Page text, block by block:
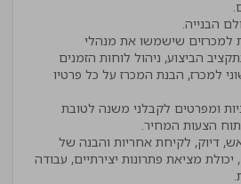
למכרזים שישמשו את מנהלי
הביצוע, ניהול לוחות הזמנים
למכרז, הבנת המכרז על כל פרטיו
ומפרטים לקבלני משנה לטובת
דיוק, לקיחת אחריות והבנה של
מציאת פתרונות יצירתיים, עבודה